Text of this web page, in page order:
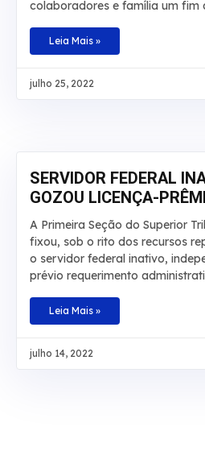
colaboradores e família um fim
Bandeirantes, em Santa Fé,
haviam atividades para todos
escalada, hidroginástica e
natureza em companhia da
Leia Mais »
julho 25, 2022
SERVIDOR FEDERAL
GOZOU LICENÇA-
QUALQUER MOTIVO
DINHEIRO
A Primeira Seção do Superior
fixou, sob o rito dos recursos
o servidor federal inativo,
prévio requerimento
usufruída durante a atividade
em dobro para a
redação original do artigo 87,
Leia Mais »
julho 14, 2022